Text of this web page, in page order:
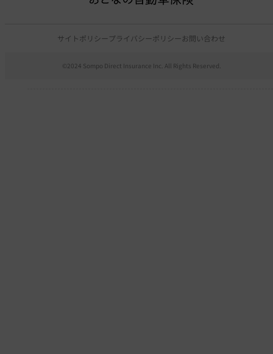
サイトポリシープライバシーポリシーお問い合わせ
©2024 Sompo Direct Insurance Inc. All Rights Reserved.